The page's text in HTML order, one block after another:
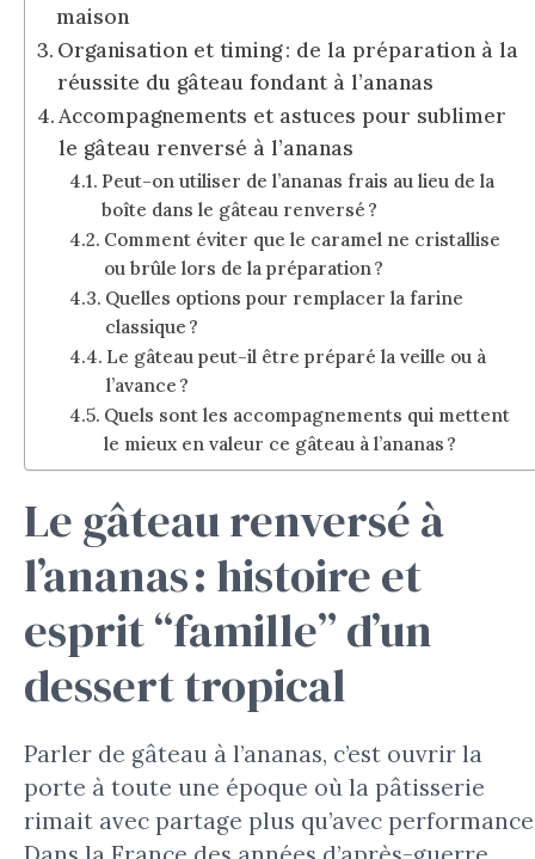
maison
Organisation et timing : de la préparation à la
réussite du gâteau fondant à l’ananas
Accompagnements et astuces pour sublimer
le gâteau renversé à l’ananas
Peut-on utiliser de l’ananas frais au lieu de la
boîte dans le gâteau renversé ?
Comment éviter que le caramel ne cristallise
ou brûle lors de la préparation ?
Quelles options pour remplacer la farine
classique ?
Le gâteau peut-il être préparé la veille ou à
l’avance ?
Quels sont les accompagnements qui mettent
le mieux en valeur ce gâteau à l’ananas ?
Le gâteau renversé à
l’ananas : histoire et
esprit “famille” d’un
dessert tropical
Parler de gâteau à l’ananas, c’est ouvrir la
porte à toute une époque où la pâtisserie
rimait avec partage plus qu’avec